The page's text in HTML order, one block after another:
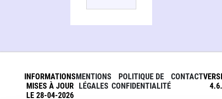
INFORMATIONS
MISES À JOUR
LE 28-04-2026
MENTIONS
LÉGALES
POLITIQUE DE
CONFIDENTIALITÉ
CONTACT